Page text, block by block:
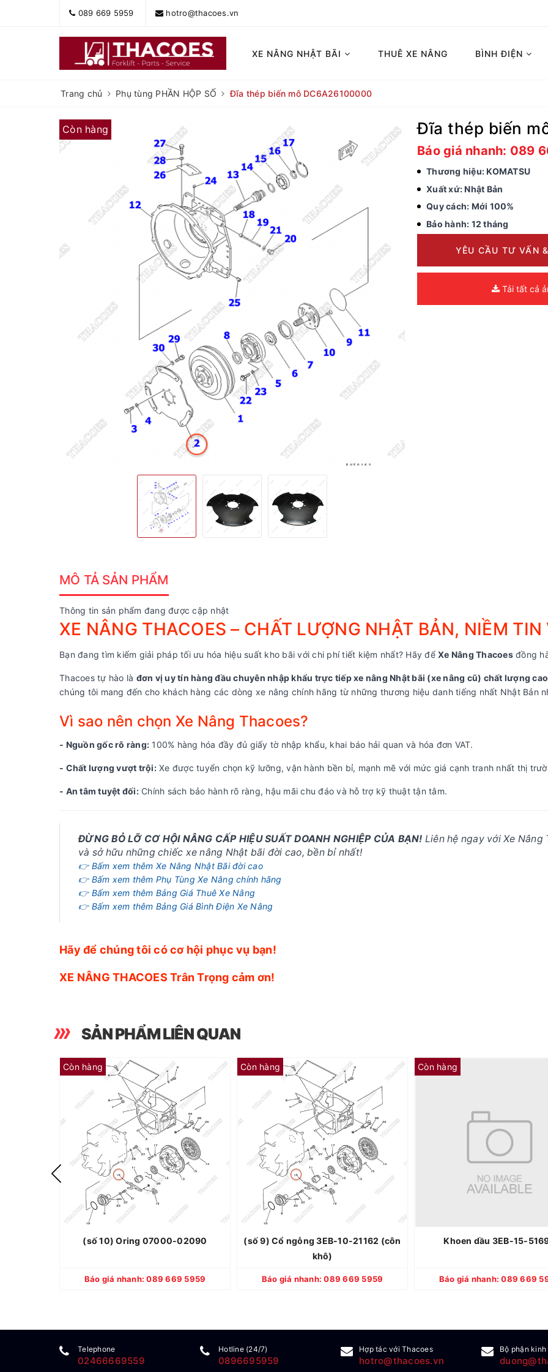
089 669 5959 hotro@thacoes.vn
XE NÂNG NHẬT BÃI THUÊ XE NÂNG BÌNH ĐIỆN
Trang chủ Phụ tùng PHẦN HỘP SỐ Đĩa thép biến mô DC6A26100000
Còn hàng Đĩa thép biến
Báo giá nhanh: 089
Thương hiệu: KOMATSU
Xuất xứ: Nhật Bản
Quy cách: Mới 100%
Bảo hành: 12 tháng
YÊU CẦU TƯ VẤN
Tải tất cả
MÔ TẢ SẢN PHẨM
Thông tin sản phẩm đang được cập nhật
XE NÂNG THACOES – CHẤT LƯỢNG NHẬT BẢN, NIỀM
Bạn đang tìm kiếm giải pháp tối ưu hóa hiệu suất kho bãi với chi phí tiết kiệm nhất? Hãy để Xe Nâng Thacoesđồng
Thacoes tự hào là đơn vị uy tín hàng đầu chuyên nhập khẩu trực tiếp xe nâng Nhật bãi (xe nâng cũ) chất lượng cao
chúng tôi mang đến cho khách hàng các dòng xe nâng chính hãng từ những thương hiệu danh tiếng nhất Nhật Bản
Vì sao nên chọn Xe Nâng Thacoes?
- Nguồn gốc rõ ràng: 100% hàng hóa đầy đủ giấy tờ nhập khẩu, khai báo hải quan và hóa đơn VAT.
- Chất lượng vượt trội:Xe được tuyển chọn kỹ lưỡng, vận hành bền bỉ, mạnh mẽ với mức giá cạnh tranh nhất thị
- An tâm tuyệt đối:Chính sách bảo hành rõ ràng, hậu mãi chu đáo và hỗ trợ kỹ thuật tận tâm.
ĐỪNG BỎ LỠ CƠ HỘI NÂNG CẤP HIỆU SUẤT DOANH NGHIỆP CỦA BẠN! Liên hệ ngay với Xe
và sở hữu những chiếc xe nâng Nhật bãi đời cao, bền bỉ nhất!
👉 Bấm xem thêm Xe Nâng Nhật Bãi đời cao
👉 Bấm xem thêm Phụ Tùng Xe Nâng chính hãng
👉 Bấm xem thêm Bảng Giá Thuê Xe Nâng
👉 Bấm xem thêm Bảng Giá Bình Điện Xe Nâng
Hãy để chúng tôi có cơ hội phục vụ bạn!
XE NÂNG THACOES Trân Trọng cảm ơn!
SẢN PHẨM LIÊN QUAN
Còn hàng
(số 10) Oring 07000-02090
Báo giá nhanh: 089 669 5959
(số 10) Oring 07000-02090
Thương hiệu: KOMATSU
Xuất xứ: Nhật Bản
Quy cách: Mới 100%
Bảo hành: 12 tháng
Còn hàng
(số 9) Cổ ngỗng 3EB-10-21162 (côn
khô)
Báo giá nhanh: 089 669 5959
(số 9) Cổ ngỗng 3EB-10-21162 (côn khô)
Thương hiệu: KOMATSU
Xuất xứ: Nhật Bản
Quy cách: Mới 100%
Bảo hành: 12 tháng
Còn hàng
Khoen dầu 3EB-15-
Báo giá nhanh: 089 669
Khoen dầu 3EB-
Thương hiệu:
Xuất xứ:
Quy cách:
Bảo hành:
Telephone
02466669559
Hotline (24/7)
0896695959
Hợp tác với Thacoes
hotro@thacoes.vn
Bộ phận